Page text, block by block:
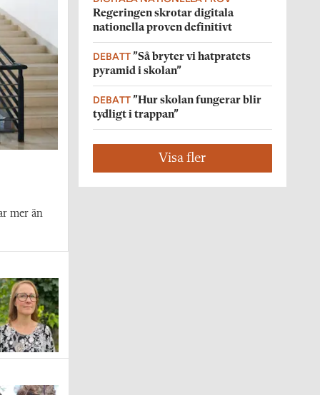
mer än
Regeringen skrotar digitala
nationella proven definitivt
DEBATT ”Så bryter vi hatpratets
pyramid i skolan”
DEBATT ”Hur skolan fungerar blir
tydligt i trappan”
Visa fler